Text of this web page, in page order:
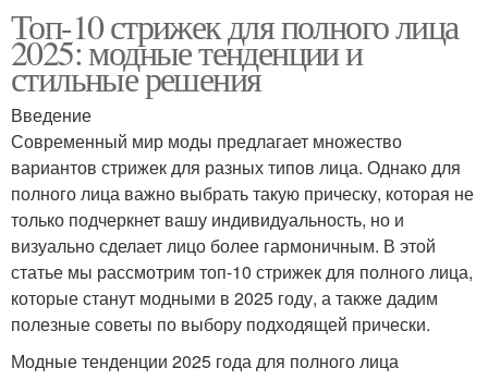
Топ-10 стрижек для полного лица
2025: модные тенденции и
стильные решения
Введение
Современный мир моды предлагает множество
вариантов стрижек для разных типов лица. Однако для
полного лица важно выбрать такую прическу, которая не
только подчеркнет вашу индивидуальность, но и
визуально сделает лицо более гармоничным. В этой
статье мы рассмотрим топ-10 стрижек для полного лица,
которые станут модными в 2025 году, а также дадим
полезные советы по выбору подходящей прически.
Модные тенденции 2025 года для полного лица